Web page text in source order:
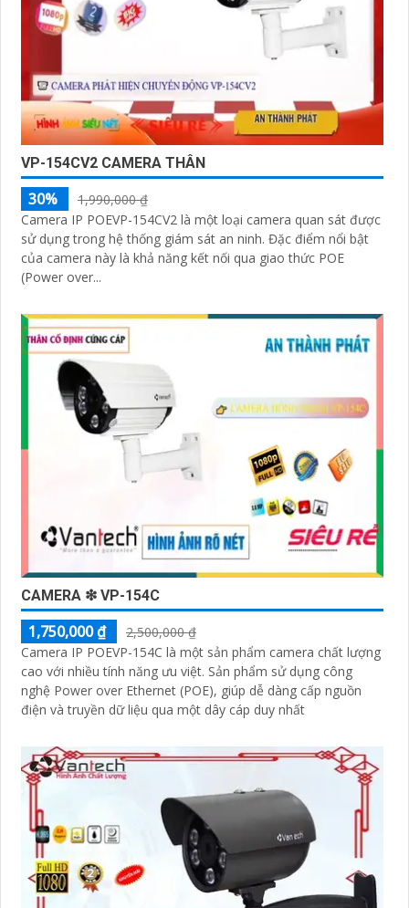
VP-154CV2 CAMERA THÂN
30%
1,990,000 ₫
Camera IP POEVP-154CV2 là một loại camera quan sát được
sử dụng trong hệ thống giám sát an ninh. Đặc điểm nổi bật
của camera này là khả năng kết nối qua giao thức POE
(Power over...
CAMERA ❇ VP-154C
1,750,000 ₫
2,500,000 ₫
Camera IP POEVP-154C là một sản phẩm camera chất lượng
cao với nhiều tính năng ưu việt. Sản phẩm sử dụng công
nghệ Power over Ethernet (POE), giúp dễ dàng cấp nguồn
điện và truyền dữ liệu qua một dây cáp duy nhất